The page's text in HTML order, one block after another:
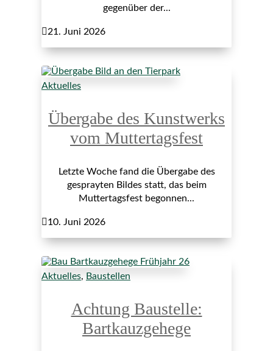
gegenüber der...
21. Juni 2026
Aktuelles
Übergabe des Kunstwerks
vom Muttertagsfest
Letzte Woche fand die Übergabe des
gesprayten Bildes statt, das beim
Muttertagsfest begonnen...
10. Juni 2026
Aktuelles, Baustellen
Achtung Baustelle:
Bartkauzgehege